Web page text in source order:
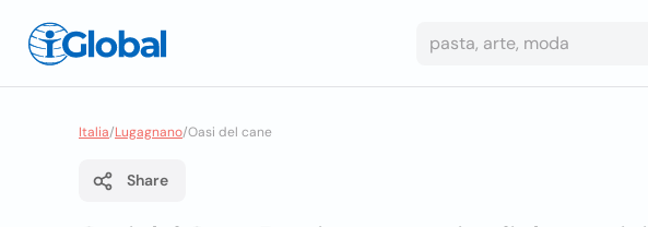
Italia/Lugagnano/Oasi del cane
Share